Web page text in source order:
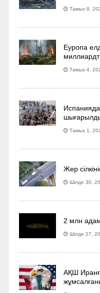
Тамыз 8,
Еуропа
Тамыз 4,
Тамыз 1,
Жер
Шілде 30,
2 млн
Шілде 27,
АҚШ